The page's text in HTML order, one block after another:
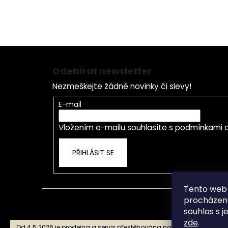
Tento
souhlas s
zde.
Odebírat newsletter
Nezmeškejte žádné novinky či slevy!
E-mail
Vložením e-mailu souhlasíte s podmínkami
PŘIHLÁSIT SE